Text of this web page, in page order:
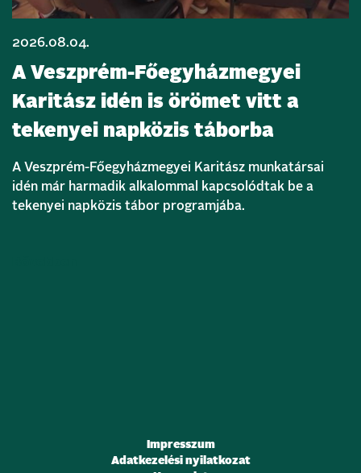
2026.08.04.
A Veszprém-Főegyházmegyei
Karitász idén is örömet vitt a
tekenyei napközis táborba
A Veszprém-Főegyházmegyei Karitász munkatársai
idén már harmadik alkalommal kapcsolódtak be a
tekenyei napközis tábor programjába.
Impresszum
Adatkezelési nyilatkozat